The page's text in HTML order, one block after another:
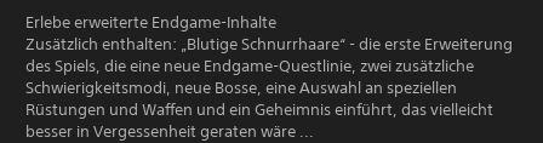
Erlebe erweiterte Endgame-Inhalte
Zusätzlich enthalten: „Blutige Schnurrhaare“ - die erste Erweiterung
des Spiels, die eine neue Endgame-Questlinie, zwei zusätzliche
Schwierigkeitsmodi, neue Bosse, eine Auswahl an speziellen
Rüstungen und Waffen und ein Geheimnis einführt, das vielleicht
besser in Vergessenheit geraten wäre ...